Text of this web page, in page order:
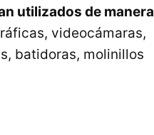
utilizados de manera
videocámaras,
batidoras, molinillos